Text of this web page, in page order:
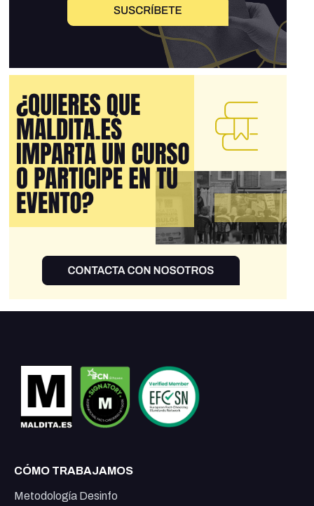
CÓMO TRABAJAMOS
Metodología Desinfo